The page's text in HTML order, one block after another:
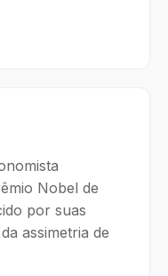
Nobel de
por suas
assimetria de